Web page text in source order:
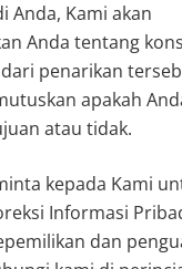
Anda, Kami akan
Anda tentang
penarikan
apakah
atau tidak.
kepada Kami
Informasi
dan